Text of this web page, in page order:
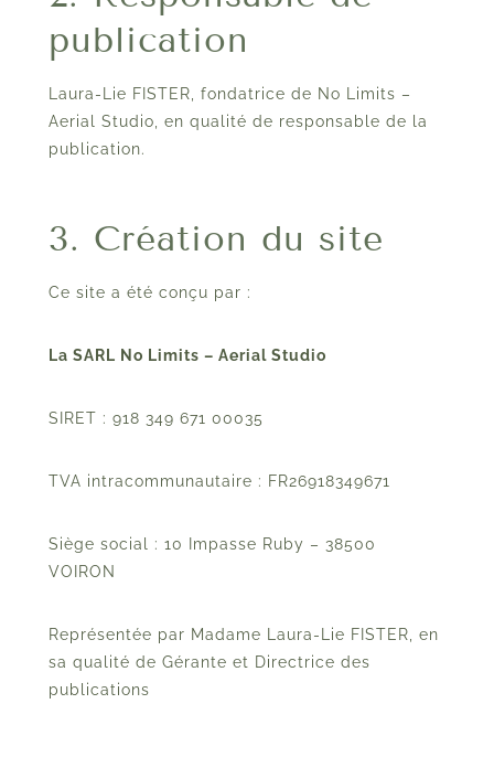
publication
Laura-Lie FISTER, fondatrice de No Limits –
Aerial Studio, en qualité de responsable de la
publication.
3. Création du site
Ce site a été conçu par :
La SARL No Limits – Aerial Studio
SIRET : 918 349 671 00035
TVA intracommunautaire : FR26918349671
Siège social : 10 Impasse Ruby – 38500
VOIRON
Représentée par Madame Laura-Lie FISTER, en
sa qualité de Gérante et Directrice des
publications